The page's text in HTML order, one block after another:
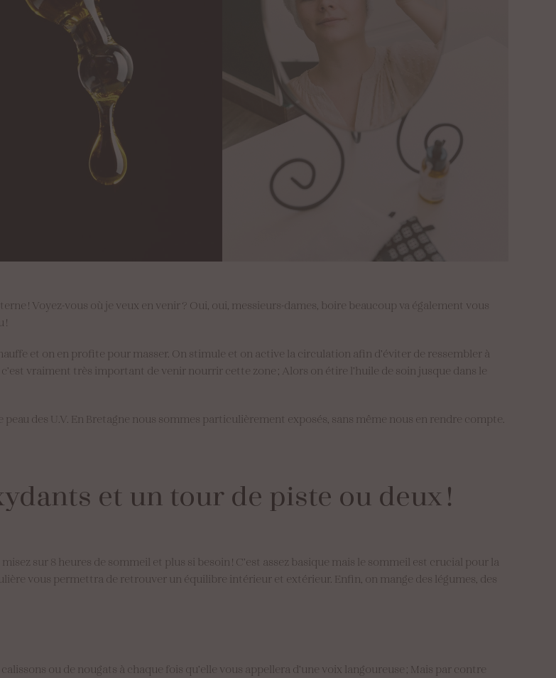
! Voyez-vous où je veux en venir ? Oui, oui, messieurs-dames, boire beaucoup va également vous
!
et on en profite pour masser. On stimule et on active la circulation afin d’éviter de ressembler à
vraiment très important de venir nourrir cette zone ; Alors on étire l’huile de soin jusque dans le
des U.V. En Bretagne nous sommes particulièrement exposés, sans même nous en rendre compte.
et un tour de piste ou deux !
sur 8 heures de sommeil et plus si besoin ! C’est assez basique mais le sommeil est crucial pour la
vous permettra de retrouver un équilibre intérieur et extérieur. Enfin, on mange des légumes, des
ou de nougats à chaque fois qu’elle vous appellera d’une voix langoureuse ; Mais par contre